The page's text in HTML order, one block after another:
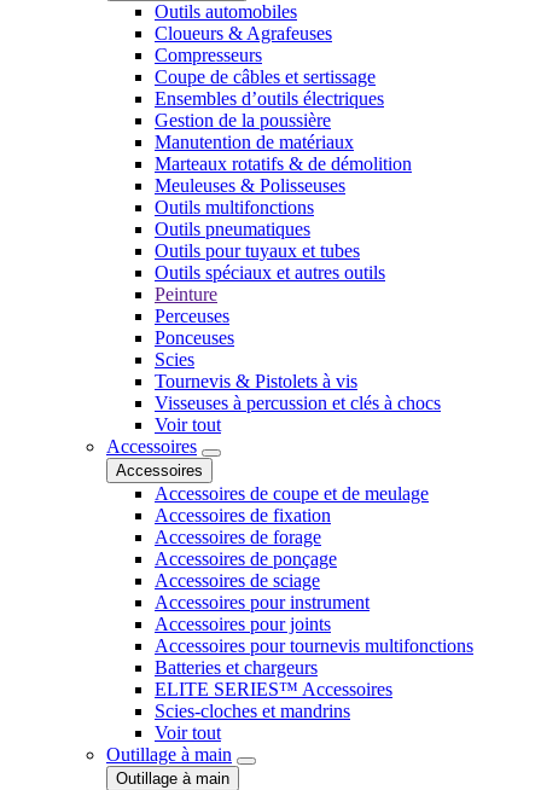
Outils automobiles
Cloueurs & Agrafeuses
Compresseurs
Coupe de câbles et sertissage
Ensembles d’outils électriques
Gestion de la poussière
Manutention de matériaux
Marteaux rotatifs & de démolition
Meuleuses & Polisseuses
Outils multifonctions
Outils pneumatiques
Outils pour tuyaux et tubes
Outils spéciaux et autres outils
Peinture
Perceuses
Ponceuses
Scies
Tournevis & Pistolets à vis
Visseuses à percussion et clés à chocs
Voir tout
Accessoires
Accessoires
Accessoires de coupe et de meulage
Accessoires de fixation
Accessoires de forage
Accessoires de ponçage
Accessoires de sciage
Accessoires pour instrument
Accessoires pour joints
Accessoires pour tournevis multifonctions
Batteries et chargeurs
ELITE SERIES™ Accessoires
Scies-cloches et mandrins
Voir tout
Outillage à main
Outillage à main